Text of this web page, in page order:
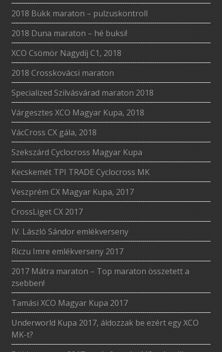
2018 Bükk maraton – pulzuskontroll
2018 Duna maraton – hé buksi!
XCO Csömör Nagydíj C1, 2018
2018 Crosskovácsi maraton
Specialized Szilvásvárad maraton 2018
Várgesztes XCO Magyar Kupa, 2018
VácCross CX gála, 2018
Szekszárd Cyclocross Magyar Kupa
Kecskemét TPI TRADE Cyclocross MK
Veszprém CX Magyar Kupa, 2017
CrossLiget CX 2017
IV. László Sándor emlékverseny
Riczu Imre emlékverseny 2017
2017 Mátra maraton – Top maraton összetett a
zsebben!
Tamási XCO Magyar Kupa 2017
Underworld Kupa 2017, áldozzak be ezért egy XCO
MK-t?